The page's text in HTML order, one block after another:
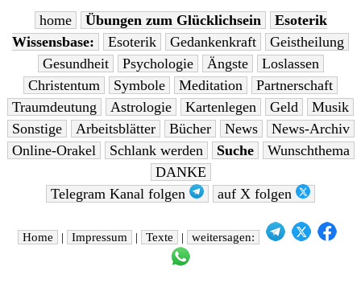
home Übungen zum Glücklichsein
Esoterik
Wissensbase:
Esoterik Gedankenkraft
Geistheilung
Gesundheit
Psychologie Ängste
Loslassen
Christentum
Symbole Meditation
Partnerschaft
Traumdeutung
Astrologie Kartenlegen Geld
Musik
Sonstige
Arbeitsblätter Bücher News
News-Archiv
Online-Orakel
Schlank werden Suche
Wunschthema
DANKE
Telegram Kanal folgen
auf X folgen
Home | Impressum | Texte | weitersagen: